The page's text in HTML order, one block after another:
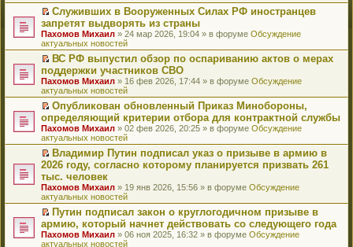
и
к
п
е
р
в
о
м
у
н
е
п
р
о
ч
и
т
а
н
н
о
м
у
с
о
о
р
е
й
т
и
к
п
е
р
в
о
м
у
н
е
п
р
о
ч
и
т
а
н
н
о
м
П
е
р
е
й
т
и
к
п
е
р
в
о
м
у
н
е
п
р
о
ч
и
т
а
Служивших в Вооруженных Силах РФ иностранцев
запретят выдворять из страны
Пахомов Михаил » 24 мар 2026, 19:04 » в форуме Обсуждение
актуальных новостей
П
е
р
е
й
т
и
к
п
е
р
в
о
м
у
н
е
п
р
ВС РФ выпустил обзор по оспариванию актов о мерах
поддержки участников СВО
Пахомов Михаил » 16 фев 2026, 17:44 » в форуме Обсуждение
актуальных новостей
П
е
р
е
й
т
и
к
п
е
р
в
о
м
Опубликован обновленный Приказ Минобороны,
определяющий критерии отбора для контрактной службы
Пахомов Михаил » 02 фев 2026, 20:25 » в форуме Обсуждение
актуальных новостей
П
е
р
е
й
т
и
к
п
Владимир Путин подписал указ о призыве в армию в
2026 году, согласно которому планируется призвать 261
тыс. человек
Пахомов Михаил » 19 янв 2026, 15:56 » в форуме Обсуждение
актуальных новостей
П
е
р
Путин подписал закон о круглогодичном призыве в
армию, который начнет действовать со следующего года
Пахомов Михаил » 06 ноя 2025, 16:32 » в форуме Обсуждение
актуальных новостей